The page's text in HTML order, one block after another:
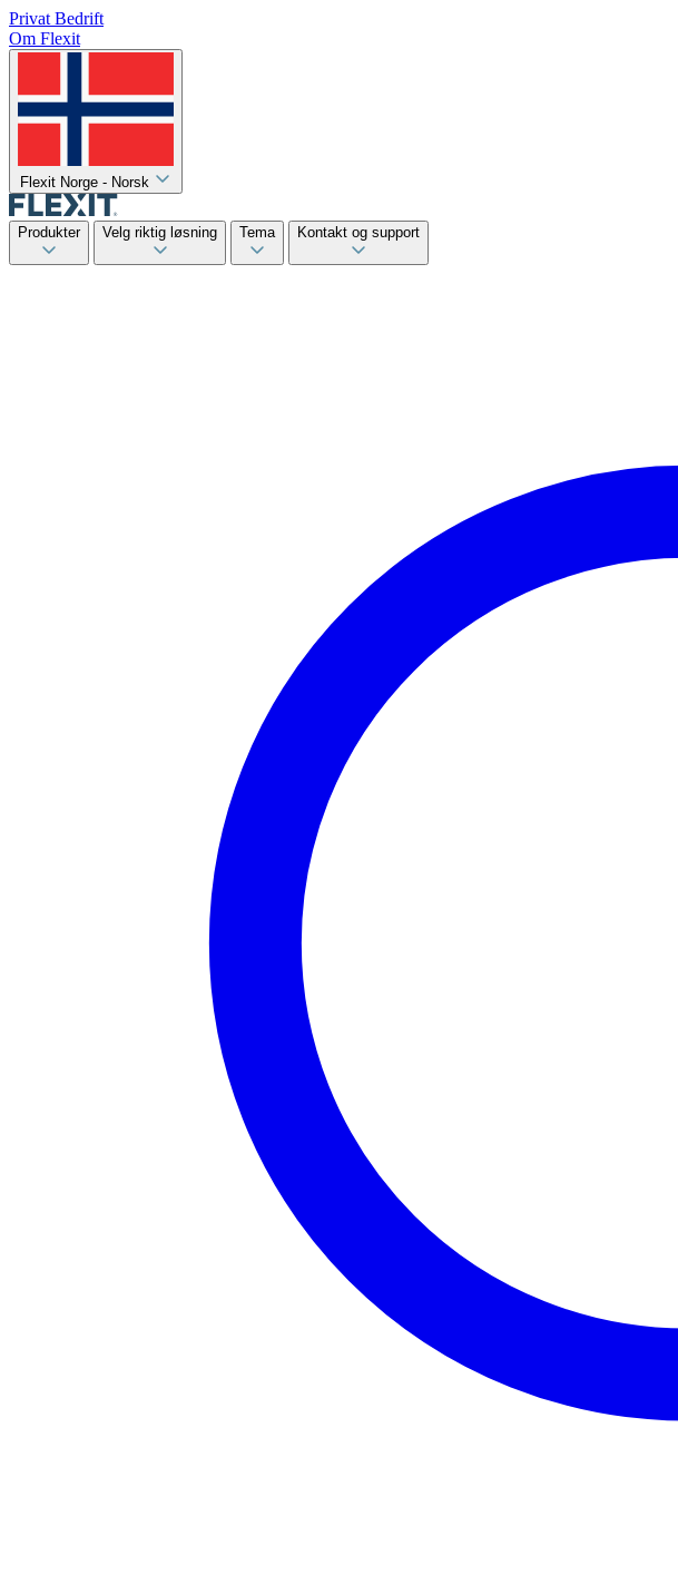
Privat Bedrift
Om Flexit
Flexit Norge - Norsk
Produkter Velg riktig løsning Tema Kontakt og support